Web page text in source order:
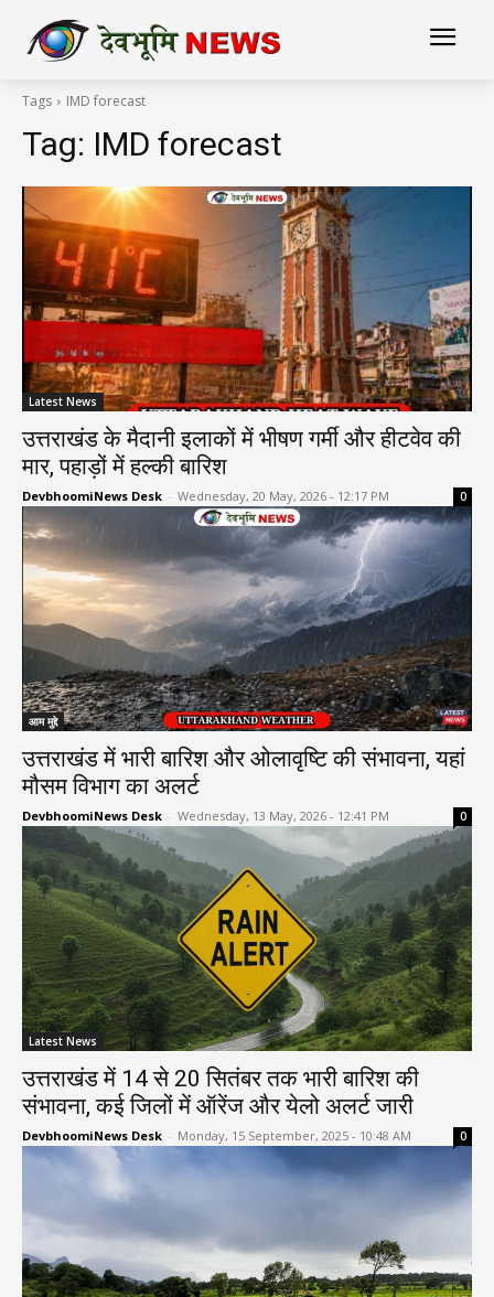
Tags IMD forecast
Tag: IMD forecast
Latest News
उत्तराखंड के मैदानी इलाकों में भीषण गर्मी और हीटवेव की
मार, पहाड़ों में हल्की बारिश
DevbhoomiNews Desk - Wednesday, 20 May, 2026 - 12:17 PM 0
आम मुद्दे
उत्तराखंड में भारी बारिश और ओलावृष्टि की संभावना, यहां
मौसम विभाग का अलर्ट
DevbhoomiNews Desk - Wednesday, 13 May, 2026 - 12:41 PM 0
Latest News
उत्तराखंड में 14 से 20 सितंबर तक भारी बारिश की
संभावना, कई जिलों में ऑरेंज और येलो अलर्ट जारी
DevbhoomiNews Desk - Monday, 15 September, 2025 - 10:48 AM 0